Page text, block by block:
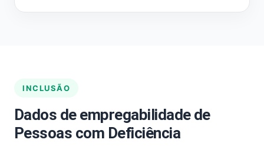
INCLUSÃO
Dados de empregabilidade de
Pessoas com Deficiência